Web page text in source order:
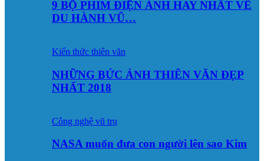
9 BỘ PHIM ĐIỆN ẢNH HAY NHẤT VỀ
DU HÀNH VŨ…
Kiến thức thiên văn
NHỮNG BỨC ẢNH THIÊN VĂN ĐẸP
NHẤT 2018
Công nghệ vũ trụ
NASA muốn đưa con người lên sao Kim